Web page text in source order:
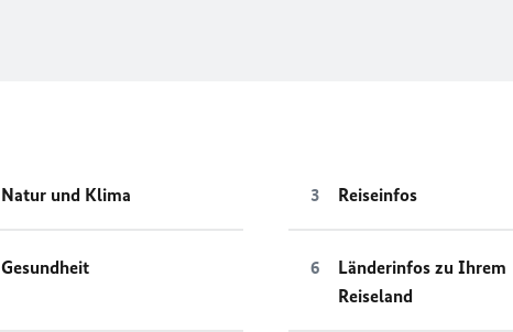
Natur und Klima Reiseinfos
Gesundheit
Länderinfos zu Ihrem
Reiseland